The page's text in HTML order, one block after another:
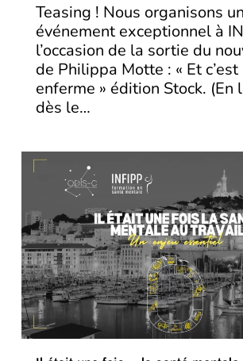
Teasing ! Nous organisons un
événement exceptionnel à
l’occasion de la sortie du
de Philippa Motte : « Et c’est
enferme » édition Stock. (En
dès le…